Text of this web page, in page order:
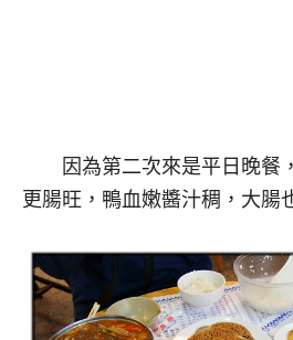
因為第二次來是平日晚餐
更腸旺，鴨血嫩醬汁稠，大腸